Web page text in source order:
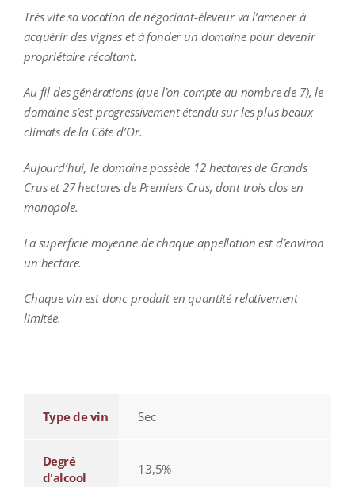
Très vite sa vocation de négociant-éleveur va l’amener à
acquérir des vignes et à fonder un domaine pour devenir
propriétaire récoltant.
Au fil des générations (que l’on compte au nombre de 7), le
domaine s’est progressivement étendu sur les plus beaux
climats de la Côte d’Or.
Aujourd’hui, le domaine possède 12 hectares de Grands
Crus et 27 hectares de Premiers Crus, dont trois clos en
monopole.
La superficie moyenne de chaque appellation est d’environ
un hectare.
Chaque vin est donc produit en quantité relativement
limitée.
Type de vin Sec
Degré
d'alcool
13,5%